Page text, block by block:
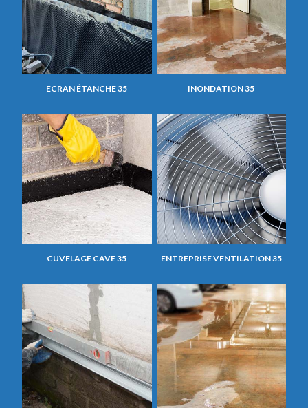
ECRAN ÉTANCHE 35 INONDATION 35
CUVELAGE CAVE 35 ENTREPRISE VENTILATION 35